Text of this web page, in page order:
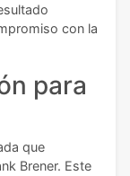
con la
para
que
Brener. Este